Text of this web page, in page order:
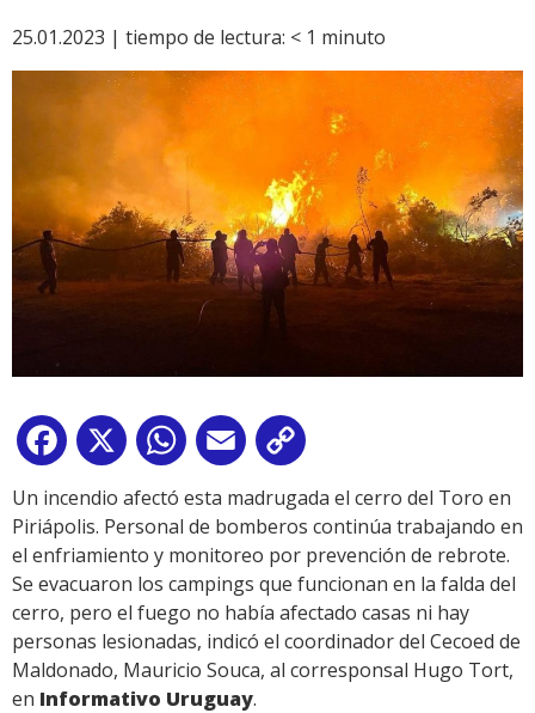
25.01.2023 | tiempo de lectura: < 1 minuto
Facebook
X WhatsApp
Email
Link
Un incendio afectó esta madrugada el cerro del Toro en
Piriápolis. Personal de bomberos continúa trabajando en
el enfriamiento y monitoreo por prevención de rebrote.
Se evacuaron los campings que funcionan en la falda del
cerro, pero el fuego no había afectado casas ni hay
personas lesionadas, indicó el coordinador del Cecoed de
Maldonado, Mauricio Souca, al corresponsal Hugo Tort,
en Informativo Uruguay.